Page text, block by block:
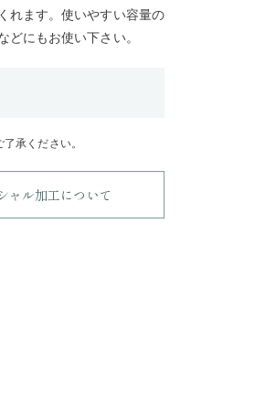
れます。使いやすい容量の
にもお使い下さい。
承ください。
ャル加工について